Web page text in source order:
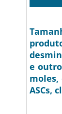
e
ASCs,